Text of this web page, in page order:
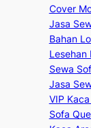
Cover
Jasa
Bahan
Lesehan
Sewa
Jasa
VIP
Sofa